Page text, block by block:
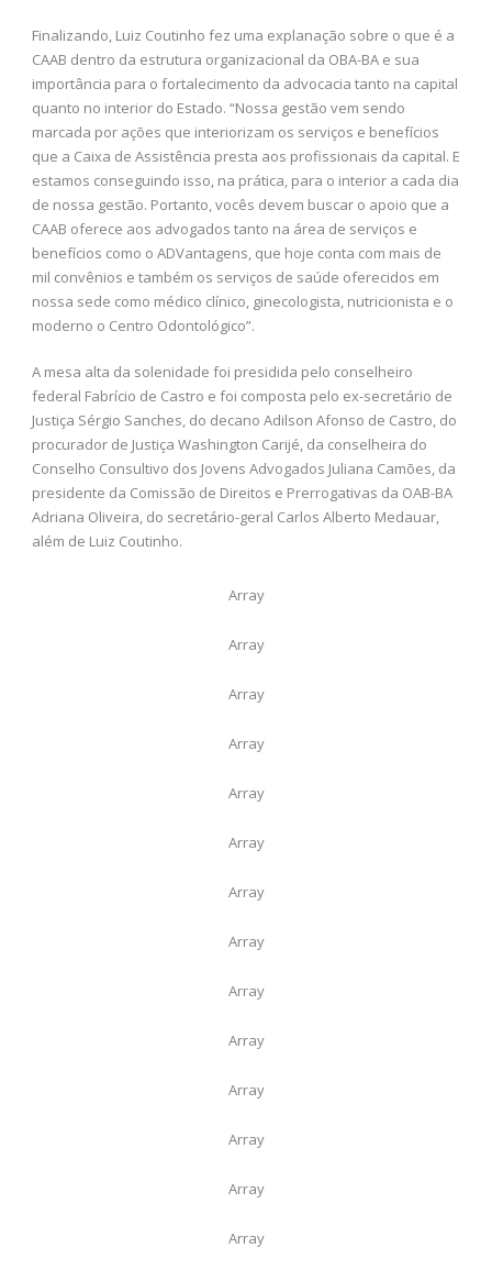
Finalizando, Luiz Coutinho fez uma explanação sobre o que é a
CAAB dentro da estrutura organizacional da OBA-BA e sua
importância para o fortalecimento da advocacia tanto na capital
quanto no interior do Estado. “Nossa gestão vem sendo
marcada por ações que interiorizam os serviços e benefícios
que a Caixa de Assistência presta aos profissionais da capital. E
estamos conseguindo isso, na prática, para o interior a cada dia
de nossa gestão. Portanto, vocês devem buscar o apoio que a
CAAB oferece aos advogados tanto na área de serviços e
benefícios como o ADVantagens, que hoje conta com mais de
mil convênios e também os serviços de saúde oferecidos em
nossa sede como médico clínico, ginecologista, nutricionista e o
moderno o Centro Odontológico”.
A mesa alta da solenidade foi presidida pelo conselheiro
federal Fabrício de Castro e foi composta pelo ex-secretário de
Justiça Sérgio Sanches, do decano Adilson Afonso de Castro, do
procurador de Justiça Washington Carijé, da conselheira do
Conselho Consultivo dos Jovens Advogados Juliana Camões, da
presidente da Comissão de Direitos e Prerrogativas da OAB-BA
Adriana Oliveira, do secretário-geral Carlos Alberto Medauar,
além de Luiz Coutinho.
Array
Array
Array
Array
Array
Array
Array
Array
Array
Array
Array
Array
Array
Array